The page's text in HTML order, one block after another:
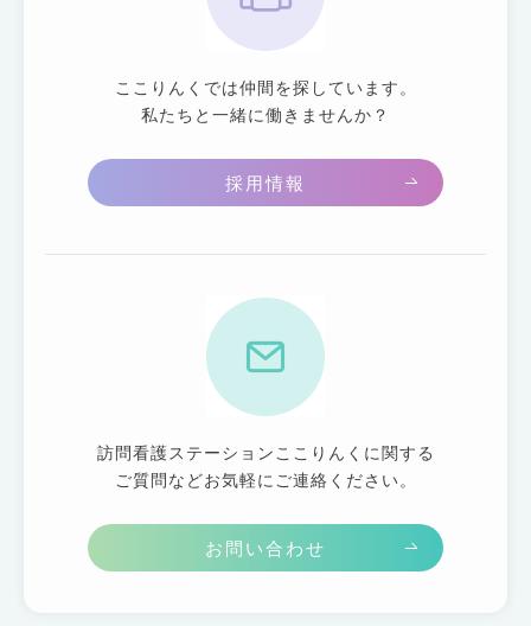
ここりんくでは仲間を探しています。
私たちと一緒に働きませんか？
採用情報
訪問看護ステーションここりんくに関する
ご質問などお気軽にご連絡ください。
お問い合わせ